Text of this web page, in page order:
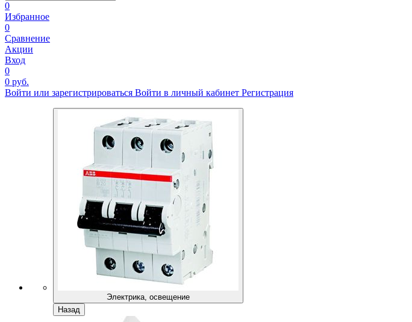
0
Избранное
0
Сравнение
Акции
Вход
0
0 руб.
Войти или зарегистрироваться Войти в личный кабинет Регистрация
Электрика, освещение
Назад